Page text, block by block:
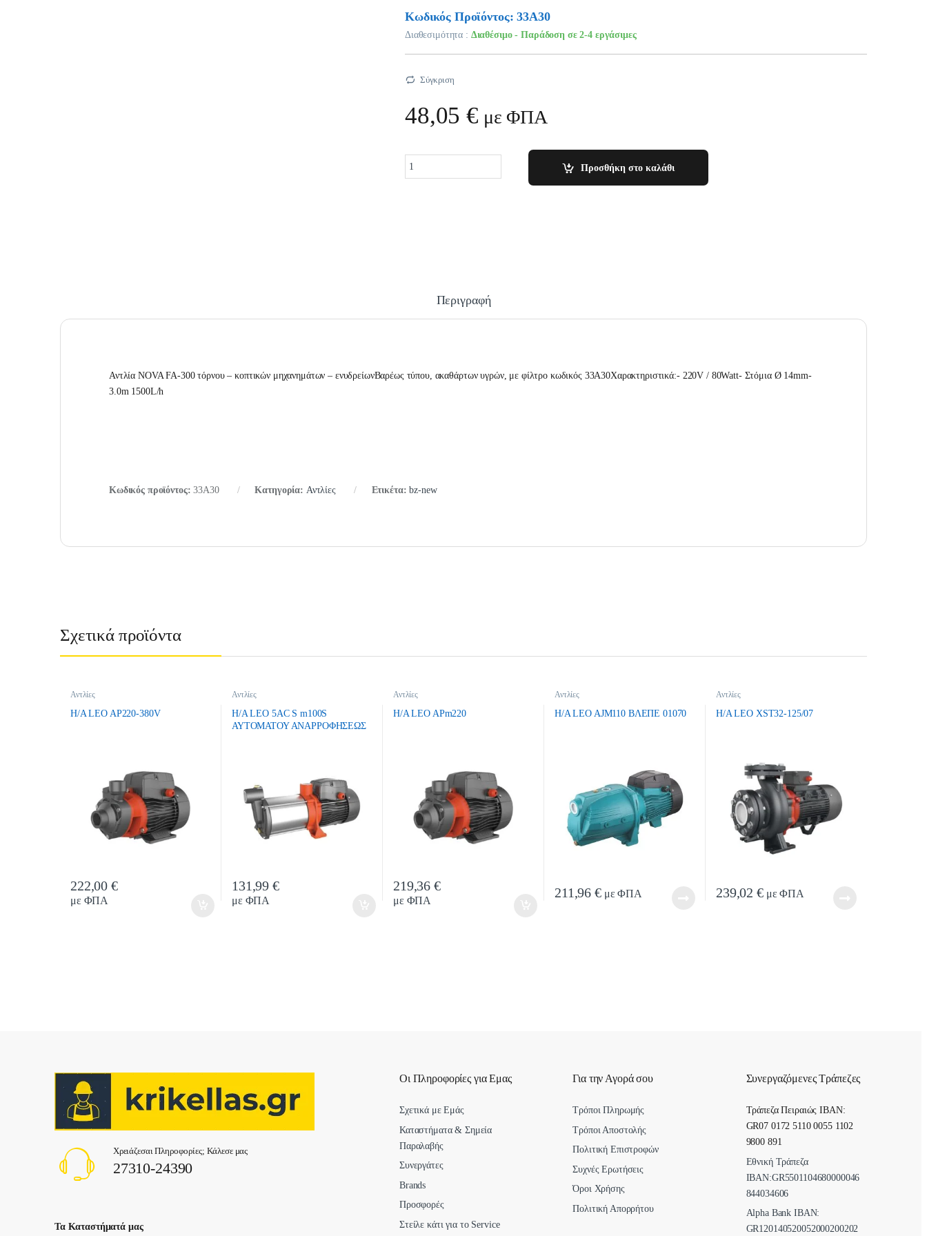
Κωδικός Προϊόντος: 33A30
Διαθεσιμότητα : Διαθέσιμο - Παράδοση σε 2-4 εργάσιμες
Σύγκριση
48,05€ με ΦΠΑ
Προσθήκη στο καλάθι
Περιγραφή
Αντλία NOVA FA-300 τόρνου – κοπτικών μηχανημάτων – ενυδρείωνΒαρέως τύπου, ακαθάρτων υγρών, με φίλτρο κωδικός 33A30Χαρακτηριστικά:- 220V / 80Watt- Στόμια Ø 14mm-
3.0m 1500L/h
Κωδικός προϊόντος:33A30 Κατηγορία: Αντλίες Ετικέτα:bz-new
Σχετικά προϊόντα
Αντλίες
H/A LEO AP220-380V
222,00€
με ΦΠΑ
Quantity
Αντλίες
H/A LEO 5AC S m100S
ΑΥΤΟΜΑΤΟΥ ΑΝΑΡΡΟΦΗΣΕΩΣ
131,99€
με ΦΠΑ
Quantity
Αντλίες
H/A LEO APm220
219,36€
με ΦΠΑ
Quantity
Αντλίες
H/A LEO AJM110 ΒΛΕΠΕ 01070
211,96€με ΦΠΑ
Αντλίες
H/A LEO XST32-125/07
239,02€με ΦΠΑ
Χρειάζεσαι Πληροφορίες; Κάλεσε μας
27310-24390
Τα Καταστήματά μας
Οι Πληροφορίες για Εμας
Σχετικά με Εμάς
Καταστήματα & Σημεία
Παραλαβής
Συνεργάτες
Brands
Προσφορές
Στείλε κάτι για το Service
Για την Αγορά σου
Τρόποι Πληρωμής
Τρόποι Αποστολής
Πολιτική Επιστροφών
Συχνές Ερωτήσεις
Όροι Χρήσης
Πολιτική Απορρήτου
Συνεργαζόμενες Τράπεζες
Τράπεζα Πειραιώς IBAN:
GR07 0172 5110 0055 1102
9800 891
Εθνική Τράπεζα
ΙΒΑΝ:GR5501104680000046
844034606
Alpha Bank ΙΒΑΝ:
GR120140520052000200202